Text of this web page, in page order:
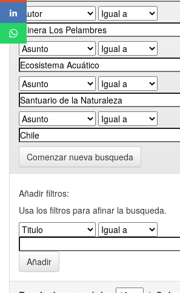
Comenzar nueva busqueda
Añadir filtros:
Usa los filtros para afinar la busqueda.